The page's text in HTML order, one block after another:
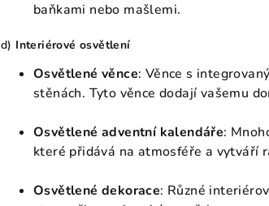
baňkami nebo mašlemi.
d) Interiérové osvětlení
Osvětlené věnce: Věnce s
stěnách. Tyto věnce dodají vašemu
Osvětlené adventní kalendáře:
které přidává na atmosféře a vytváří
Osvětlené dekorace: Různé